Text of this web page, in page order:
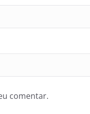
comentar.